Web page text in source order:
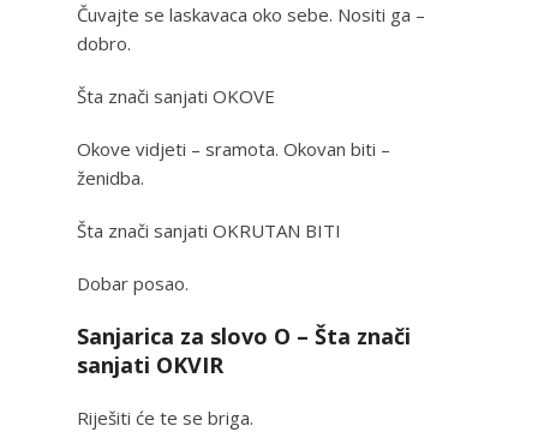
Čuvajte se laskavaca oko sebe. Nositi ga –
dobro.
Šta znači sanjati OKOVE
Okove vidjeti – sramota. Okovan biti –
ženidba.
Šta znači sanjati OKRUTAN BITI
Dobar posao.
Sanjarica za slovo O – Šta znači
sanjati OKVIR
Riješiti će te se briga.